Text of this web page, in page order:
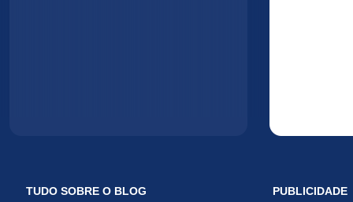
TUDO SOBRE O BLOG PUBLICIDADE